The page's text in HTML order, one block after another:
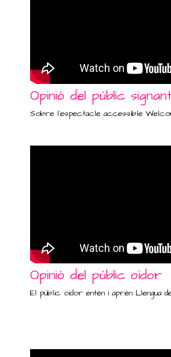
Opinió del públic
Sobre l'espectacle accessible
Opinió del públic oïdor
El públic oïdor entén i aprèn Llengua